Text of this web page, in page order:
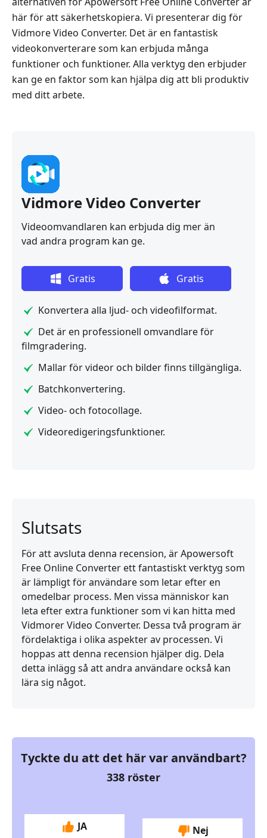
här för att säkerhetskopiera. Vi presenterar dig för
Vidmore Video Converter. Det är en fantastisk
videokonverterare som kan erbjuda många
funktioner och funktioner. Alla verktyg den erbjuder
kan ge en faktor som kan hjälpa dig att bli produktiv
med ditt arbete.
Vidmore Video Converter
Videoomvandlaren kan erbjuda dig mer än
vad andra program kan ge.
Gratis
Gratis
Konvertera alla ljud- och videofilformat.
Det är en professionell omvandlare för
filmgradering.
Mallar för videor och bilder finns tillgängliga.
Batchkonvertering.
Video- och fotocollage.
Videoredigeringsfunktioner.
Slutsats
För att avsluta denna recension, är Apowersoft
Free Online Converter ett fantastiskt verktyg som
är lämpligt för användare som letar efter en
omedelbar process. Men vissa människor kan
leta efter extra funktioner som vi kan hitta med
Vidmorer Video Converter. Dessa två program är
fördelaktiga i olika aspekter av processen. Vi
hoppas att denna recension hjälper dig. Dela
detta inlägg så att andra användare också kan
lära sig något.
Tyckte du att det här var användbart?
338 röster
JA Nej